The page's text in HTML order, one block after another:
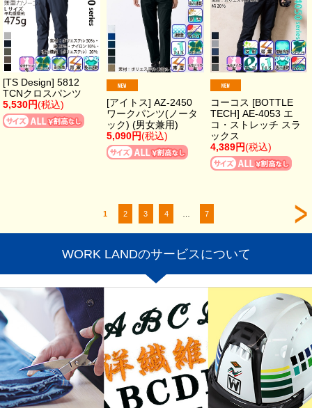
[TS Design] 5812
TCNクロスパンツ
5,530円(税込)
[アイトス] AZ-2450
ワークパンツ(ノータ
ック) (男女兼用)
5,090円(税込)
コーコス [BOTTLE
TECH] AE-4053 エ
コ・ストレッチ スラ
ックス
4,389円(税込)
1 2 3 4 7
WORK LANDのサービスについて